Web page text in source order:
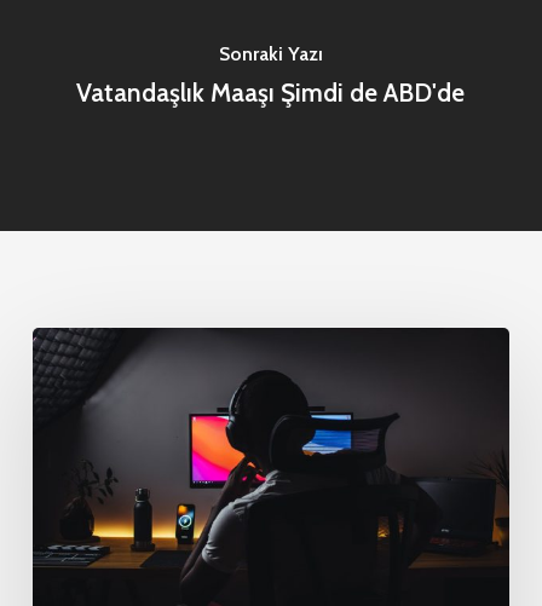
Sonraki Yazı
Vatandaşlık Maaşı Şimdi de ABD'de
En
İyi
Geliştiricileri
Sizinle
Çalışmaya